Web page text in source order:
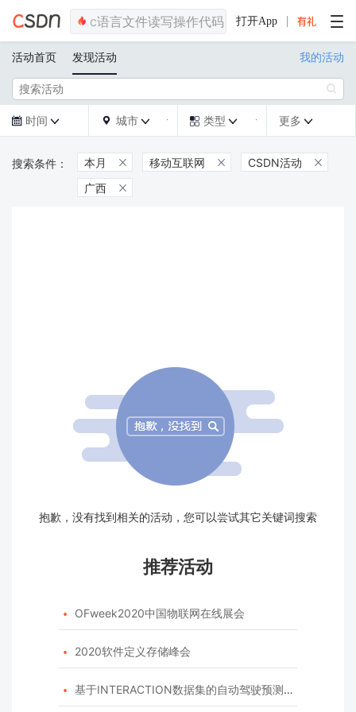
打开App
活动首页 发现活动 我的活动

 时间   城市   类型  更多 
本月  移动互联网  CSDN活动 
广西 
抱歉，没有找到相关的活动，您可以尝试其它关键词搜索
推荐活动
 OFweek2020中国物联网在线展会
 2020软件定义存储峰会
 基于INTERACTION数据集的自动驾驶预测模型挑战赛